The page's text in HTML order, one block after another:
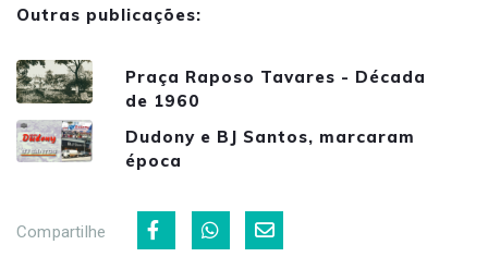
Outras publicações:
Praça Raposo Tavares - Década
de 1960
Dudony e BJ Santos, marcaram
época
Compartilhe